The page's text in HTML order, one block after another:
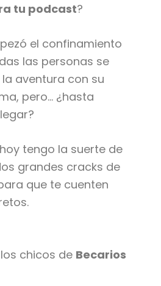
tu podcast?
el confinamiento
las personas se
aventura con su
pero… ¿hasta
tengo la suerte de
grandes cracks de
que te cuenten
chicos de Becarios